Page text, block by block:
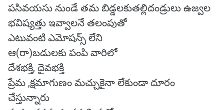
పసివయసు నుండే తమ బిడ్డలకుతల్లిదండ్రులు ఉజ్వల
భవిష్యత్తు ఇవ్వాలనే తలంపుతో
ఎటువంటి ఎమోషన్స్ లేని
ఆ(రా)బడులకు పంపి వారిలో
దేశభక్తి, దైవభక్తి
ప్రేమ ,క్షమాగుణం మచ్చుకైనా లేకుండా దూరం
చేస్తున్నారు